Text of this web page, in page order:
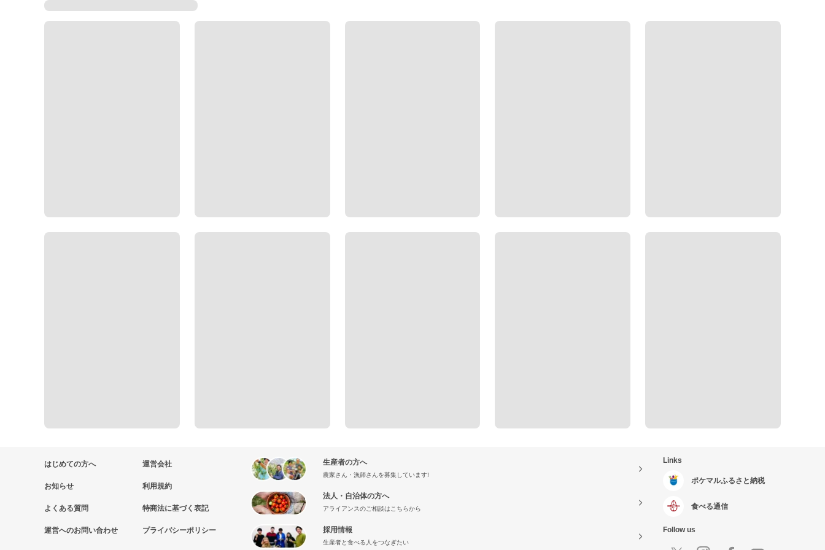
はじめての方へ
お知らせ
よくある質問
運営へのお問い合わせ
運営会社
利用規約
特商法に基づく表記
プライバシーポリシー
生産者の方へ
農家さん・漁師さんを募集しています!
法人・自治体の方へ
アライアンスのご相談はこちらから
採用情報
生産者と食べる人をつなぎたい
Links
ポケマルふるさと納税
食べる通信
Follow us